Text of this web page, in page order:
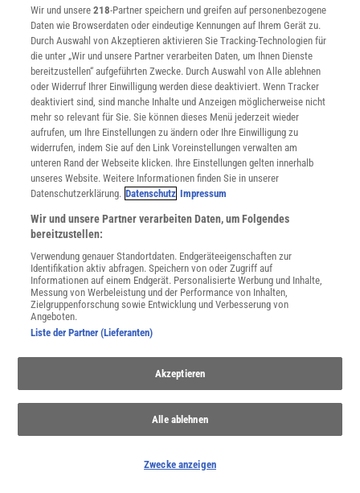
WEITERE NEUERSCHEINUNGEN SPEKTRUM SHOP
Spektrum.de-Newsletter abonnieren
JETZT ANMELDEN!
Sie können unsere Newsletter jederzeit wieder abbestellen. Infos zu unserem Umgang
SERVICES
Newsletter
Kontakt
Spektrum Shop
Wir und unsere218-Partner speichern und greifen auf personenbezogene
Daten wie Browserdaten oder eindeutige Kennungen auf Ihrem Gerät zu.
Durch Auswahl von Akzeptieren aktivieren Sie Tracking-Technologien für
die unter „Wir und unsere Partner verarbeiten Daten, um Ihnen Dienste
bereitzustellen“ aufgeführten Zwecke. Durch Auswahl von Alle ablehnen
oder Widerruf Ihrer Einwilligung werden diese deaktiviert. Wenn Tracker
deaktiviert sind, sind manche Inhalte und Anzeigen möglicherweise nicht
mehr so relevant für Sie. Sie können dieses Menü jederzeit wieder
aufrufen, um Ihre Einstellungen zu ändern oder Ihre Einwilligung zu
widerrufen, indem Sie auf den Link Voreinstellungen verwalten am
unteren Rand der Webseite klicken. Ihre Einstellungen gelten innerhalb
unseres Website. Weitere Informationen finden Sie in unserer
Datenschutzerklärung. Datenschutz Impressum
Wir und unsere Partner verarbeiten Daten, um Folgendes
bereitzustellen:
Verwendung genauer Standortdaten. Endgeräteeigenschaften zur
Identifikation aktiv abfragen. Speichern von oder Zugriff auf
Informationen auf einem Endgerät. Personalisierte Werbung und Inhalte,
Messung von Werbeleistung und der Performance von Inhalten,
Zielgruppenforschung sowie Entwicklung und Verbesserung von
Angeboten.
Liste der Partner (Lieferanten)
Akzeptieren
Alle ablehnen
Zwecke anzeigen